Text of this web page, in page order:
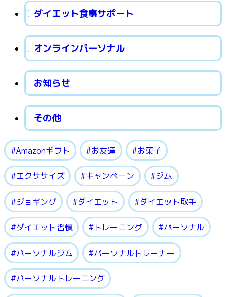
ダイエット食事サポート
オンラインパーソナル
お知らせ
その他
Amazonギフト お友達 お菓子
エクササイズ キャンペーン ジム
ジョギング ダイエット ダイエット取手
ダイエット習慣 トレーニング パーソナル
パーソナルジム パーソナルトレーナー
パーソナルトレーニング